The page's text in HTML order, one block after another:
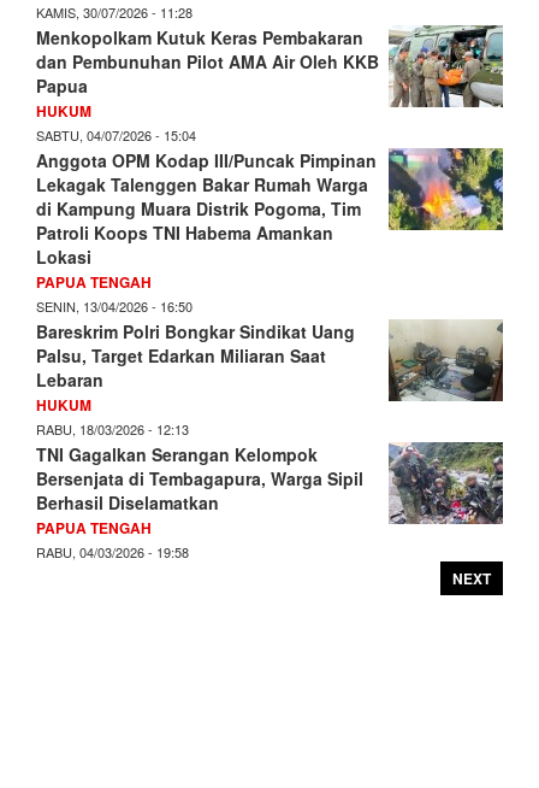
KAMIS, 30/07/2026 - 11:28
Menkopolkam Kutuk Keras Pembakaran
dan Pembunuhan Pilot AMA Air Oleh KKB
Papua
HUKUM
SABTU, 04/07/2026 - 15:04
Anggota OPM Kodap III/Puncak Pimpinan
Lekagak Talenggen Bakar Rumah Warga
di Kampung Muara Distrik Pogoma, Tim
Patroli Koops TNI Habema Amankan
Lokasi
PAPUA TENGAH
SENIN, 13/04/2026 - 16:50
Bareskrim Polri Bongkar Sindikat Uang
Palsu, Target Edarkan Miliaran Saat
Lebaran
HUKUM
RABU, 18/03/2026 - 12:13
TNI Gagalkan Serangan Kelompok
Bersenjata di Tembagapura, Warga Sipil
Berhasil Diselamatkan
PAPUA TENGAH
RABU, 04/03/2026 - 19:58
NEXT